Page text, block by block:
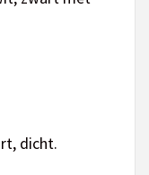
dicht.